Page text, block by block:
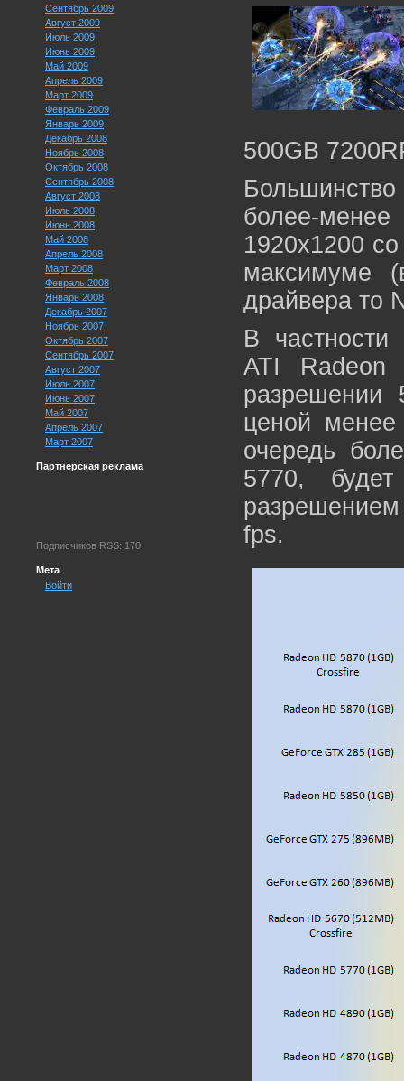
Сентябрь 2009
Август 2009
Июль 2009
Июнь 2009
Май 2009
Апрель 2009
Март 2009
Февраль 2009
Январь 2009
Декабрь 2008
Ноябрь 2008
Октябрь 2008
Сентябрь 2008
Август 2008
Июль 2008
Июнь 2008
Май 2008
Апрель 2008
Март 2008
Февраль 2008
Январь 2008
Декабрь 2007
Ноябрь 2007
Октябрь 2007
Сентябрь 2007
Август 2007
Июль 2007
Июнь 2007
Май 2007
Апрель 2007
Март 2007
Партнерская реклама
Подписчиков RSS: 170
Мета
Войти
500GB
более-
1920x1200
максимуме
драйвера то
В частности
ATI Radeon
разрешении
ценой
очередь
5770,
fps.